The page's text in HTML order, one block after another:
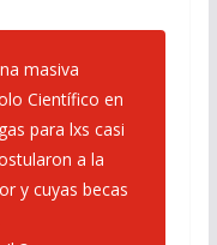
masiva
Científico en
para lxs casi
a la
y cuyas becas